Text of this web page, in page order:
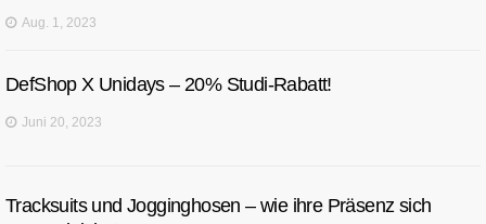
Aug. 1, 2023
DefShop X Unidays – 20% Studi-Rabatt!
Juni 20, 2023
Tracksuits und Jogginghosen – wie ihre Präsenz sich